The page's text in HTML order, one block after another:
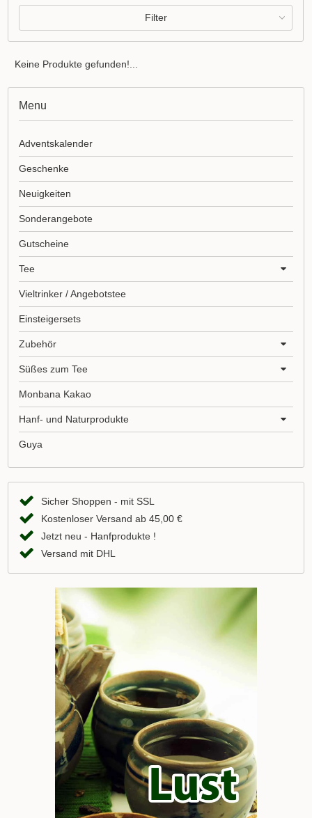
Filter
Keine Produkte gefunden!...
Menu
Adventskalender
Geschenke
Neuigkeiten
Sonderangebote
Gutscheine
Tee
Vieltrinker / Angebotstee
Einsteigersets
Zubehör
Süßes zum Tee
Monbana Kakao
Hanf- und Naturprodukte
Guya
Sicher Shoppen - mit SSL
Kostenloser Versand ab 45,00 €
Jetzt neu - Hanfprodukte !
Versand mit DHL